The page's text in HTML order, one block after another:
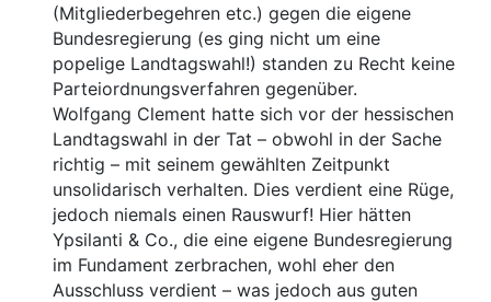
(Mitgliederbegehren etc.) gegen die eigene
Bundesregierung (es ging nicht um eine
popelige Landtagswahl!) standen zu Recht keine
Parteiordnungsverfahren gegenüber.
Wolfgang Clement hatte sich vor der hessischen
Landtagswahl in der Tat – obwohl in der Sache
richtig – mit seinem gewählten Zeitpunkt
unsolidarisch verhalten. Dies verdient eine Rüge,
jedoch niemals einen Rauswurf! Hier hätten
Ypsilanti & Co., die eine eigene Bundesregierung
im Fundament zerbrachen, wohl eher den
Ausschluss verdient – was jedoch aus guten